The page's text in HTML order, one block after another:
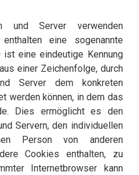
und Server verwenden
eine sogenannte
ist eine eindeutige Kennung
einer Zeichenfolge, durch
Server dem konkreten
werden können, in dem das
Dies ermöglicht es den
Servern, den individuellen
Person von anderen
Cookies enthalten, zu
Internetbrowser kann